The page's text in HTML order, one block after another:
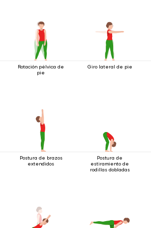
Rotación pélvica de
pie
Giro lateral de pie
Postura de brazos
extendidos
Postura de
estiramiento de
rodillas dobladas